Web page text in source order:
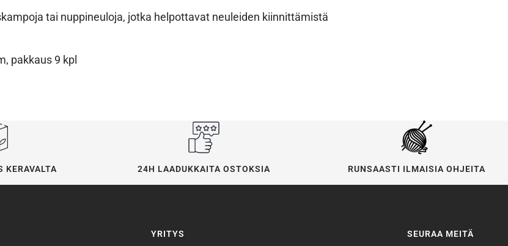
tai nuppineuloja, jotka helpottavat neuleiden kiinnittämistä
pakkaus 9 kpl
KERAVALTA 24H LAADUKKAITA OSTOKSIA RUNSAASTI ILMAISIA OHJEITA
YRITYS SEURAA MEITÄ